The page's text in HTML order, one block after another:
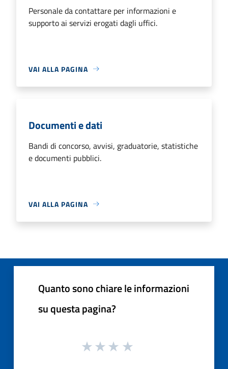
Personale da contattare per informazioni e
supporto ai servizi erogati dagli uffici.
VAI ALLA PAGINA
Documenti e dati
Bandi di concorso, avvisi, graduatorie, statistiche
e documenti pubblici.
VAI ALLA PAGINA
Quanto sono chiare le informazioni
su questa pagina?